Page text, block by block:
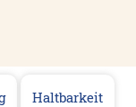
Haltbarkeit